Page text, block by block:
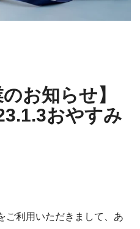
お知らせ】
おやすみ
ご利用いただきまして、あ